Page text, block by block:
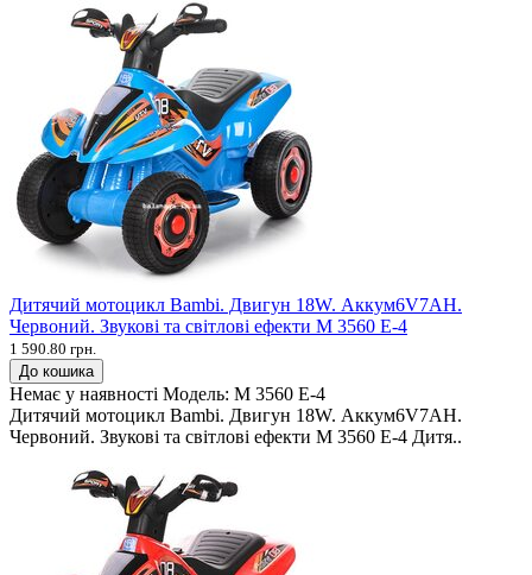
Дитячий мотоцикл Bambi. Двигун 18W. Аккум6V7AH.
Червоний. Звукові та світлові ефекти M 3560 E-4
1 590.80 грн.
До кошика
Немає у наявності Модель: M 3560 E-4
Дитячий мотоцикл Bambi. Двигун 18W. Аккум6V7AH.
Червоний. Звукові та світлові ефекти M 3560 E-4 Дитя..